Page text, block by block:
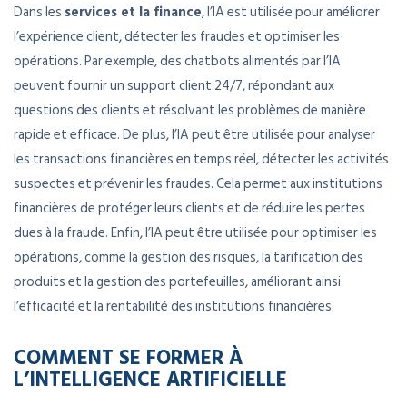
Dans les services et la finance, l’IA est utilisée pour améliorer
l’expérience client, détecter les fraudes et optimiser les
opérations. Par exemple, des chatbots alimentés par l’IA
peuvent fournir un support client 24/7, répondant aux
questions des clients et résolvant les problèmes de manière
rapide et efficace. De plus, l’IA peut être utilisée pour analyser
les transactions financières en temps réel, détecter les activités
suspectes et prévenir les fraudes. Cela permet aux institutions
financières de protéger leurs clients et de réduire les pertes
dues à la fraude. Enfin, l’IA peut être utilisée pour optimiser les
opérations, comme la gestion des risques, la tarification des
produits et la gestion des portefeuilles, améliorant ainsi
l’efficacité et la rentabilité des institutions financières.
COMMENT SE FORMER À
L’INTELLIGENCE ARTIFICIELLE